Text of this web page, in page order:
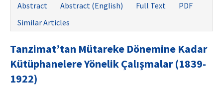
Journal Boards
Guides
Publication Policies
Abstract Abstract (English) Full Text
PDF
Similar Articles
Tanzimat’tan Mütareke Dönemine Kadar
Kütüphanelere Yönelik Çalışmalar (1839-
1922)